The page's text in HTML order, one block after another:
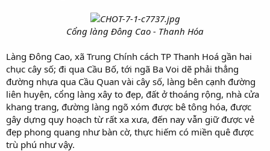
Cổng làng Đông Cao - Thanh Hóa
Làng Đông Cao, xã Trung Chính cách TP Thanh Hoá gần hai
chục cây số; đi qua Cầu Bố, tới ngã Ba Voi dẽ phải thẳng
đường nhựa qua Cầu Quan vài cây số, làng bên cạnh đường
liên huyện, cổng làng xây to đẹp, đất ở thoáng rộng, nhà cửa
khang trang, đường làng ngõ xóm được bê tông hóa, được
gây dựng quy hoạch từ rất xa xưa, đến nay vẫn giữ được vẻ
đẹp phong quang như bàn cờ, thực hiếm có miền quê được
trù phú như vậy.